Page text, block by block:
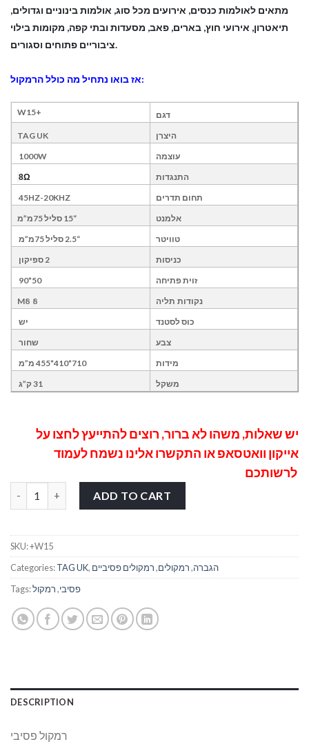
מתאים לאולמות כנסים, אירועים מכל סוג, אולמות בינוניים וגדולים,
תיאטרון, אירועי חוץ, בארים, פאב, מסעדות ובתי קפה, מקומות בילוי
ציבוריים פתוחים וסגורים.
אז בואו נתחיל מה כולל הרמקול:
דגם +W15
היצרן
TAG UK
עוצמה
1000W
התנגדות 8Ω
תחום תדרים 45HZ-20KHZ
אלמנט
“15 סליל 75מ”מ
טוויטר
“2.5 סליל 75מ”מ
כניסות
2 ספיקון
זוית פתיחה
50*90
נקודות תליה
8 M8
כוס לסטנד
יש
צבע
שחור
מידות
710*410*455 מ”מ
משקל 31 ק”ג
יש שאלות, משהו לא ברור, רוצים להתייעץ לחצו על
אייקון וואטסאפאו התקשרו אלינו נשמח לעמוד
לרשותכם
ADD TO CART
SKU:+W15
Categories:TAG UK, הגברה,רמקולים,רמקולים פסיביים
Tags:
פסיבי,רמקול
DESCRIPTION
רמקול פסיבי